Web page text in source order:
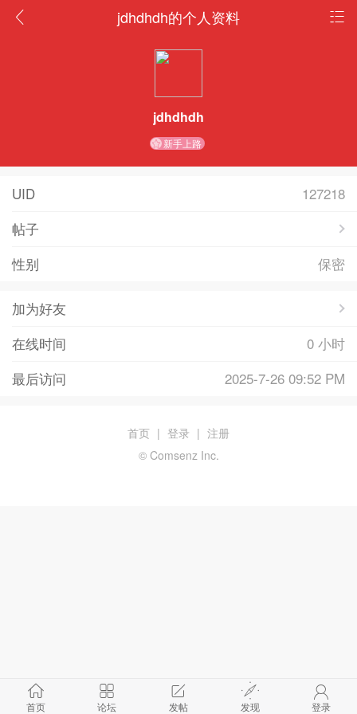
jdhdhdh的个人资料
jdhdhdh
新手上路
UID
127218
帖子
性别
保密
加为好友
在线时间
0 小时
最后访问
2025-7-26 09:52 PM
首页 论坛 发帖 发现 登录
首页 | 登录 | 注册
© Comsenz Inc.